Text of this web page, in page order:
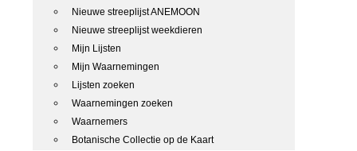
Nieuwe streeplijst ANEMOON
Nieuwe streeplijst weekdieren
Mijn Lijsten
Mijn Waarnemingen
Lijsten zoeken
Waarnemingen zoeken
Waarnemers
Botanische Collectie op de Kaart